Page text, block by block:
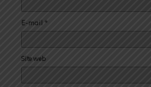
E-mail *
Site web